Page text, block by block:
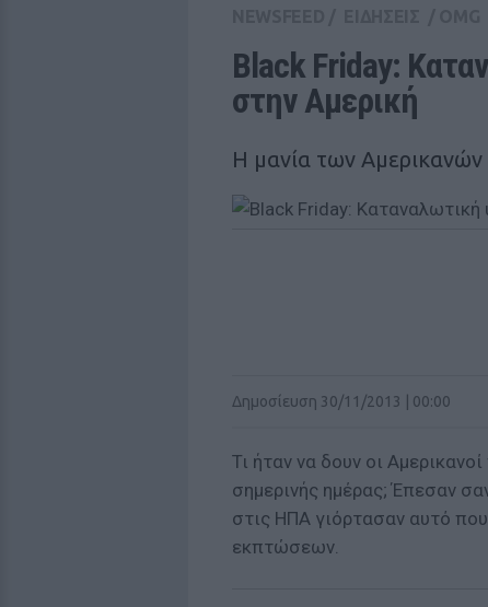
Black Friday:
στην Αμερική
Η μανία των Αμερικανών
Δημοσίευση 30/11/2013 | 00:00
Τι ήταν να δουν οι
σημερινής ημέρας; Έπεσαν
στις ΗΠΑ γιόρτασαν αυτό
εκπτώσεων.